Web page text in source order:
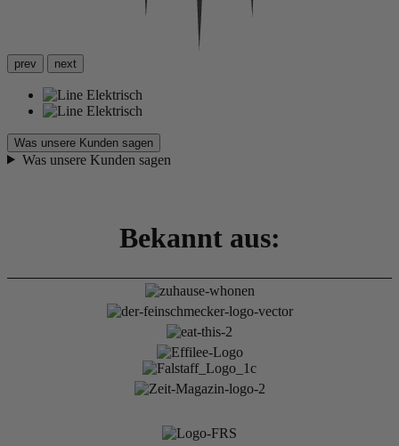
prev next
Was unsere Kunden sagen
Was unsere Kunden sagen
Bekannt aus: